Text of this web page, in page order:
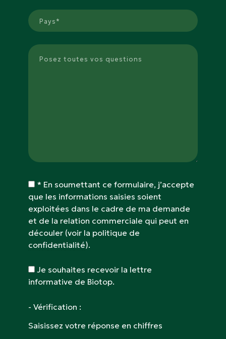
* En soumettant ce formulaire, j’accepte
que les informations saisies soient
exploitées dans le cadre de ma demande
et de la relation commerciale qui peut en
découler (voir la politique de
confidentialité).
Je souhaites recevoir la lettre
informative de Biotop.
- Vérification :
Saisissez votre réponse en chiffres